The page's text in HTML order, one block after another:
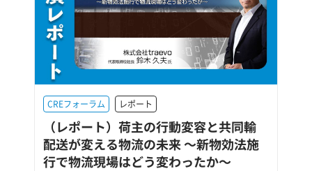
CREフォーラム レポート
（レポート）荷主の行動変容と共同輸
配送が変える物流の未来 ～新物効法施
行で物流現場はどう変わったか～